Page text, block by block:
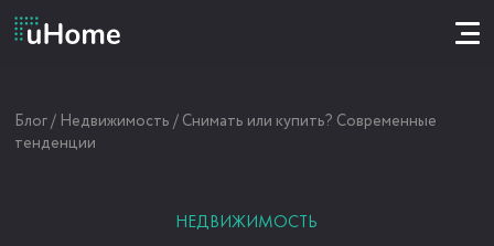
Блог/ Недвижимость / Снимать или купить? Современные
тенденции
НЕДВИЖИМОСТЬ